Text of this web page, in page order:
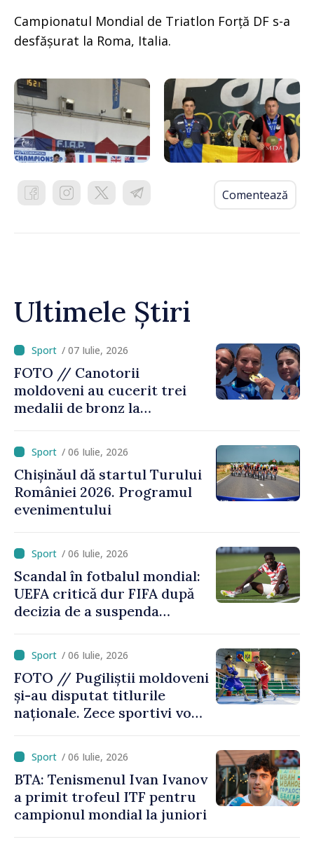
Campionatul Mondial de Triatlon Forță DF s-a
desfășurat la Roma, Italia.
Comentează
Ultimele Știri
/ 07 Iulie, 2026
FOTO // Canotorii
moldoveni au cucerit trei
medalii de bronz la
caiac-canoe sprint din
Canada/ 06 Iulie, 2026
Chișinăul dă startul Turului
României 2026. Programul
evenimentului
/ 06 Iulie, 2026
Scandal în fotbalul mondial:
UEFA critică dur FIFA după
decizia de a suspenda
americanul Folarin Balogun
/ 06 Iulie, 2026
FOTO // Pugiliștii moldoveni
și-au disputat titlurile
naționale. Zece sportivi vor
/ 06 Iulie, 2026
BTA: Tenismenul Ivan Ivanov
a primit trofeul ITF pentru
campionul mondial la juniori